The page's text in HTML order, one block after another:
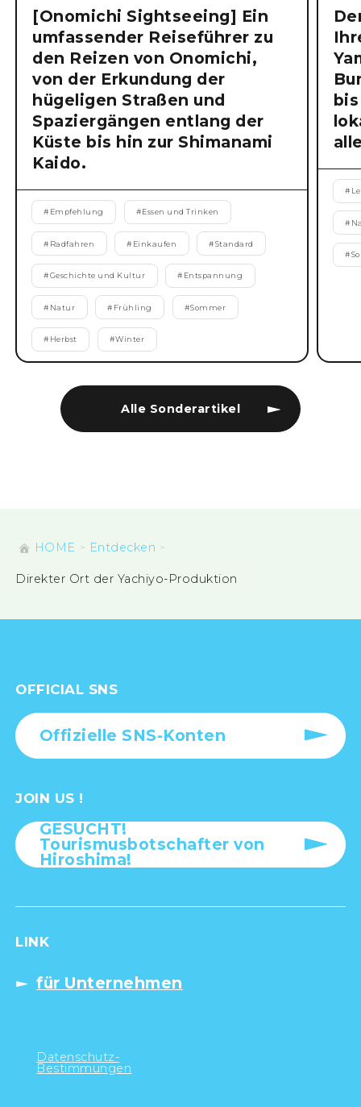
Alle Sonderartikel
[Onomichi Sightseeing] Ein
umfassender Reiseführer zu
den Reizen von Onomichi,
von der Erkundung der
hügeligen Straßen und
Spaziergängen entlang der
Küste bis hin zur Shimanami
Kaido.
# Empfehlung #Essen und Trinken
# Radfahren # Einkaufen #Standard
#Geschichte und Kultur # Entspannung
# Natur # Frühling #Sommer
# Herbst #Winter
#
#
#
HOME Entdecken
Direkter Ort der Yachiyo-Produktion
OFFICIAL SNS
Offizielle SNS-Konten
JOIN US !
GESUCHT!
Tourismusbotschafter von
Hiroshima!
LINK
für Unternehmen
Datenschutz-
Bestimmungen